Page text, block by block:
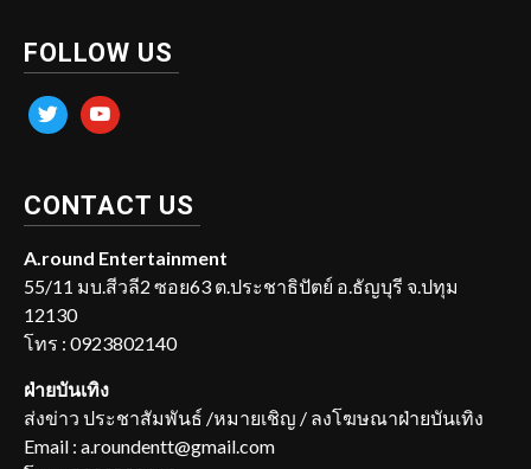
FOLLOW US
twitter youtube
CONTACT US
A.round Entertainment
55/11 มบ.สีวลี2 ซอย63 ต.ประชาธิปัตย์ อ.ธัญบุรี จ.ปทุม
12130
โทร : 0923802140
ฝ่ายบันเทิง
ส่งข่าว ประชาสัมพันธ์ /หมายเชิญ / ลงโฆษณาฝ่ายบันเทิง
Email : a.roundentt@gmail.com